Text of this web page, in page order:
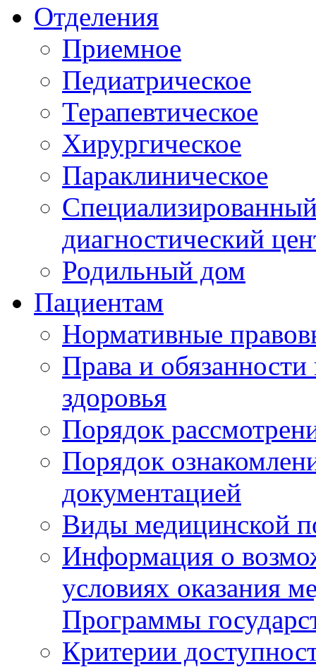
Отделения
Приемное
Педиатрическое
Терапевтическое
Хирургическое
Параклиническое
диагностический
Родильный дом
Пациентам
Нормативные
Права и
здоровья
Порядок
Порядок
документацией
Виды медицинской
Информация о
условиях оказания
Программы
Критерии